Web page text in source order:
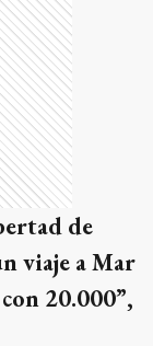
de
viaje a Mar
20.000”,